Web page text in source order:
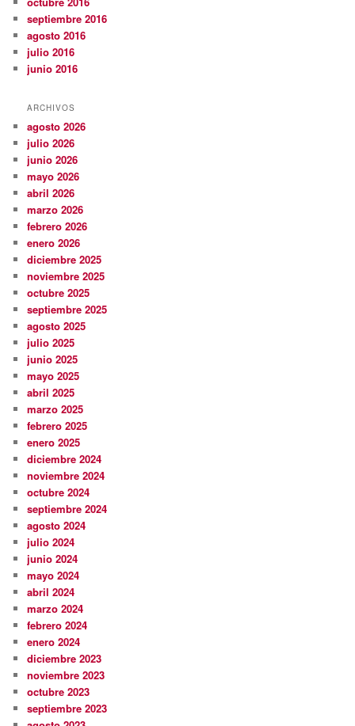
septiembre 2016
agosto 2016
julio 2016
junio 2016
ARCHIVOS
agosto 2026
julio 2026
junio 2026
mayo 2026
abril 2026
marzo 2026
febrero 2026
enero 2026
diciembre 2025
noviembre 2025
octubre 2025
septiembre 2025
agosto 2025
julio 2025
junio 2025
mayo 2025
abril 2025
marzo 2025
febrero 2025
enero 2025
diciembre 2024
noviembre 2024
octubre 2024
septiembre 2024
agosto 2024
julio 2024
junio 2024
mayo 2024
abril 2024
marzo 2024
febrero 2024
enero 2024
diciembre 2023
noviembre 2023
octubre 2023
septiembre 2023